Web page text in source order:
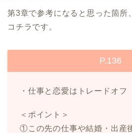
第3章で参考になると思った箇所、
コチラです。
P.136
・仕事と恋愛はトレードオフ
＜ポイント＞
①この先の仕事や結婚・出産